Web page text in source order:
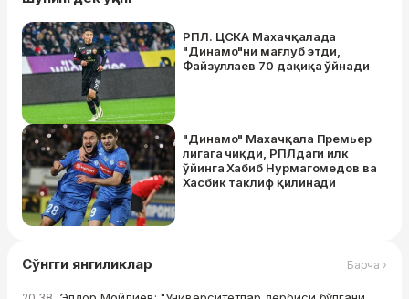
РПЛ. ЦСКА Махачқалада
"Динамо"ни мағлуб этди,
Файзуллаев 70 дақиқа ўйнади
"Динамо" Махачқала Премьер
лигага чиқди, РПЛдаги илк
ўйинга Хабиб Нурмагомедов ва
Хасбик таклиф қилинади
Сўнгги янгиликлар Барча ›